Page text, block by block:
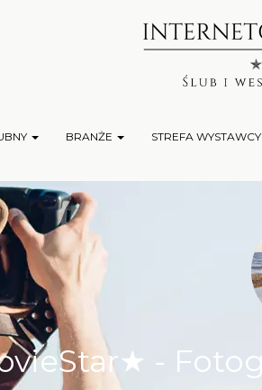
BRANŻE STREFA WYSTAWCY
-